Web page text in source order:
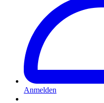
Anmelden